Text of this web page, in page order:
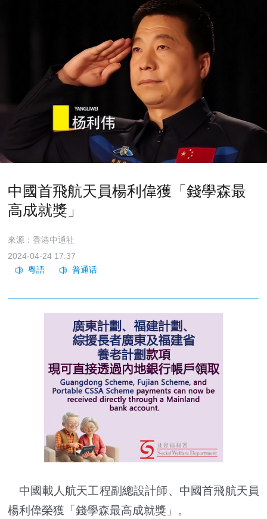
中國首飛航天員楊利偉獲「錢學森最
高成就獎」
來源：香港中通社
2024-04-24 17:37
中國載人航天工程副總設計師、中國首飛航天員
楊利偉榮獲「錢學森最高成就獎」。